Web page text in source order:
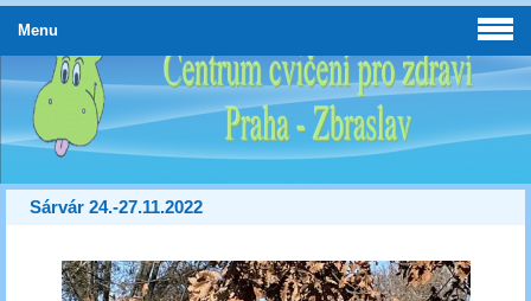
Sárvár 24.-27.11.2022
Menu